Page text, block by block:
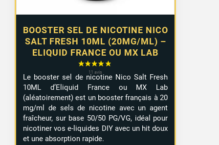
BOOSTER SEL DE NICOTINE NICO
SALT FRESH 10ML (20MG/ML) –
ELIQUID FRANCE OU MX LAB
Le booster sel de nicotine Nico Salt Fresh
10ML d’Eliquid France ou MX Lab
(aléatoirement) est un booster français à 20
mg/ml de sels de nicotine avec un agent
fraîcheur, sur base 50/50 PG/VG, idéal pour
nicotiner vos e-liquides DIY avec un hit doux
et une absorption rapide.